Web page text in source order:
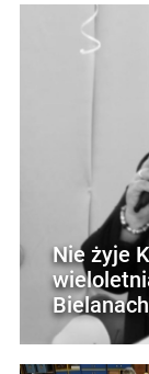
Nie żyje
Bielanach